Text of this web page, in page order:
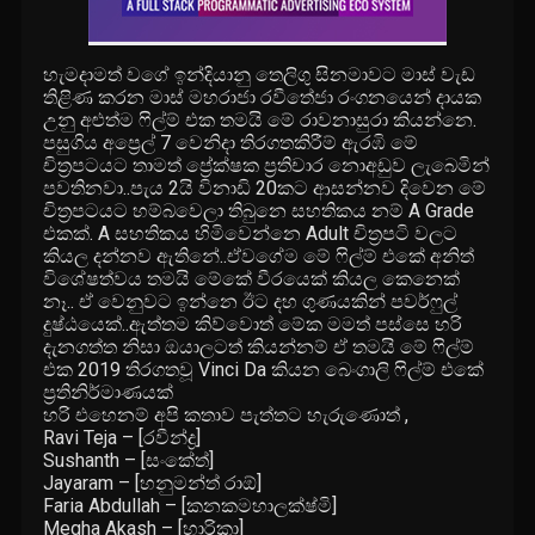
හැමදාමත් වගේ ඉන්දියානු තෙලිගු සිනමාවට මාස් වැඩ
තිළිණ කරන මාස් මහරාජා රවීතේජා රංගනයෙන් දායක
උනු අළුත්ම ෆිල්ම් එක තමයි මේ රාවනාසුරා කියන්නෙ.
පසුගිය අප්‍රෙල් 7 වෙනිදා තිරගතකිරීම් ඇරඹි මේ
චිත්‍රපටයට තාමත් ප්‍රේක්ෂක ප්‍රතිචාර නොඅඩුව ලැබෙමින්
පවතිනවා..පැය 2යි විනාඩි 20කට ආසන්නව දිවෙන මේ
චිත්‍රපටයට හම්බවෙලා තිබුනෙ සහතිකය නම් A Grade
එකක්. A සහතිකය හිමිවෙන්නෙ Adult චිත්‍රපටි වලට
කියල දන්නව ඇතිනේ..ඒවගේම මේ ෆිල්ම් එකේ අනිත්
විශේෂත්වය තමයි මේකේ වීරයෙක් කියල කෙනෙක්
නෑ.. ඒ වෙනුවට ඉන්නෙ ඊට දහ ගුණයකින් පවර්ෆුල්
දුෂ්ඨයෙක්..ඇත්තම කිව්වොත් මේක මමත් පස්සෙ හරි
දැනගත්ත නිසා ඔයාලටත් කියන්නම් ඒ තමයි මේ ෆිල්ම්
එක 2019 තිරගතවූ Vinci Da කියන බෙංගාලි ෆිල්ම් එකේ
ප්‍රතිනිර්මාණයක්
හරි එහෙනම් අපි කතාව පැත්තට හැරුණොත් ,
Ravi Teja – [රවීන්ද්‍ර]
Sushanth – [සංකේත්]
Jayaram – [හනුමන්ත් රාඕ]
Faria Abdullah – [කනකමහාලක්ෂ්මි]
Megha Akash – [හාරිකා]